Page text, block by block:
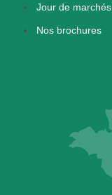
Jour de marchés
Nos brochures